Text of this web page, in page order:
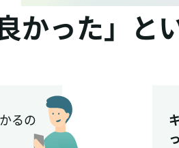
かった」 と
るの